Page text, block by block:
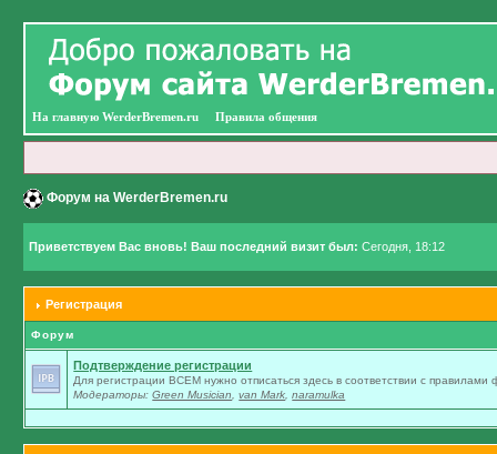
На главную WerderBremen.ru Правила общения
Форум на WerderBremen.ru
Приветствуем Вас вновь! Ваш последний визит был:Сегодня, 18:12
Регистрация
Форум
Подтверждение регистрации
Для регистрации ВСЕМ нужно отписаться здесь в соответствии с правилами
Модераторы:Green Musician ,van Mark ,naramulka